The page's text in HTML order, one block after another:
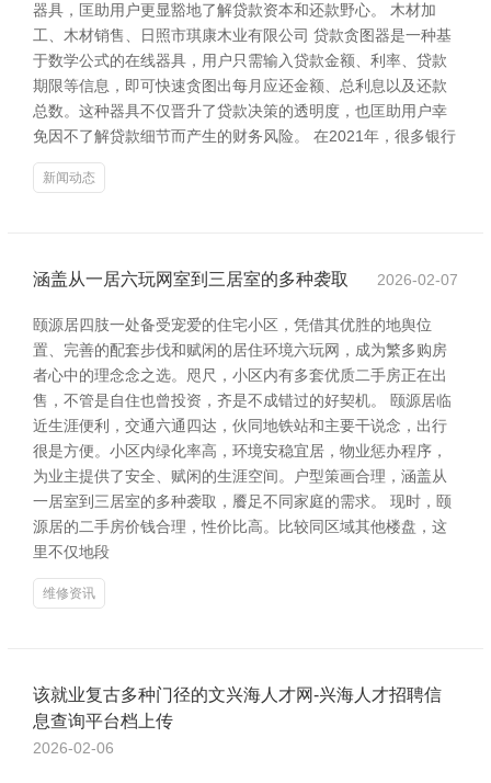
器具，匡助用户更显豁地了解贷款资本和还款野心。 木材加
工、木材销售、日照市琪康木业有限公司 贷款贪图器是一种基
于数学公式的在线器具，用户只需输入贷款金额、利率、贷款
期限等信息，即可快速贪图出每月应还金额、总利息以及还款
总数。这种器具不仅晋升了贷款决策的透明度，也匡助用户幸
免因不了解贷款细节而产生的财务风险。 在2021年，很多银行
新闻动态
涵盖从一居六玩网室到三居室的多种袭取 2026-02-07
颐源居四肢一处备受宠爱的住宅小区，凭借其优胜的地舆位
置、完善的配套步伐和赋闲的居住环境六玩网，成为繁多购房
者心中的理念念之选。咫尺，小区内有多套优质二手房正在出
售，不管是自住也曾投资，齐是不成错过的好契机。 颐源居临
近生涯便利，交通六通四达，伙同地铁站和主要干说念，出行
很是方便。小区内绿化率高，环境安稳宜居，物业惩办程序，
为业主提供了安全、赋闲的生涯空间。户型策画合理，涵盖从
一居室到三居室的多种袭取，餍足不同家庭的需求。 现时，颐
源居的二手房价钱合理，性价比高。比较同区域其他楼盘，这
里不仅地段
维修资讯
该就业复古多种门径的文兴海人才网-兴海人才招聘信
息查询平台档上传
2026-02-06